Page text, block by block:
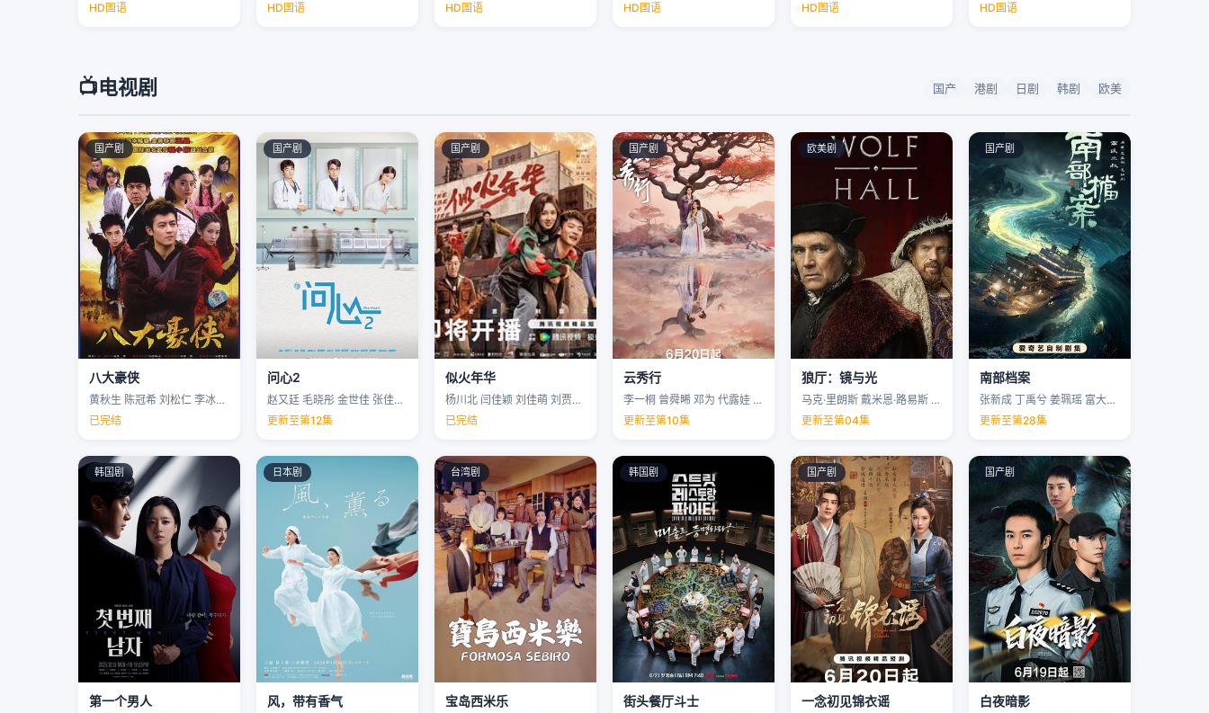
HD国语
HD国语
HD国语
HD国语
HD国语
HD国语
📺电视剧 国产 港剧 日剧 韩剧 欧美
国产剧
八大豪侠
黄秋生 陈冠希 刘松仁 李冰冰 …
已完结
国产剧
问心2
赵又廷 毛晓彤 金世佳 张佳宁 …
更新至第12集
国产剧
似火年华
杨川北 闫佳颖 刘佳萌 刘贾玺 …
已完结
国产剧
云秀行
李一桐 曾舜晞 邓为 代露娃 …
更新至第10集
欧美剧
狼厅：镜与光
马克·里朗斯 戴米恩·路易斯 凯特·菲利普斯 托马斯·布罗迪-桑斯特 …
更新至第04集
国产剧
南部档案
张新成 丁禹兮 姜珮瑶 富大龙 …
更新至第28集
韩国剧
第一个男人
日本剧
风，带有香气
台湾剧
宝岛西米乐
韩国剧
街头餐厅斗士
国产剧
一念初见锦衣谣
国产剧
白夜暗影